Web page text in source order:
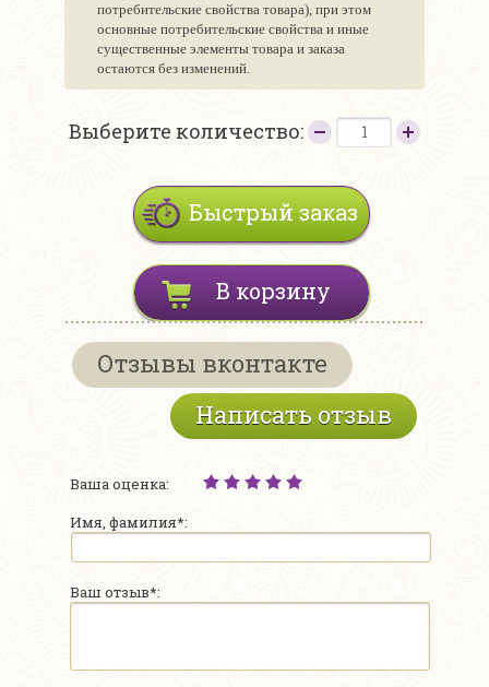
потребительские свойства товара), при этом
основные потребительские свойства и иные
существенные элементы товара и заказа
остаются без изменений.
Выберите количество:
Быстрый заказ
В корзину
Отзывы вконтакте
Написать отзыв
Ваша оценка:
Имя, фамилия*:
Ваш отзыв*: